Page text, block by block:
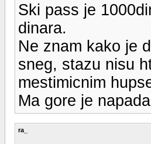
Ski pass je
dinara.
Ne znam kako je
sneg, stazu nisu
mestimicnim
Ma gore je
ra_